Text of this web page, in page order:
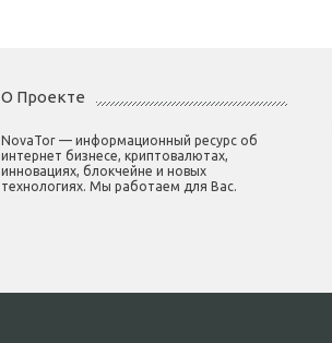
О Проекте
NovaTor — информационный ресурс об
интернет бизнесе, криптовалютах,
инновациях, блокчейне и новых
технологиях. Мы работаем для Вас.